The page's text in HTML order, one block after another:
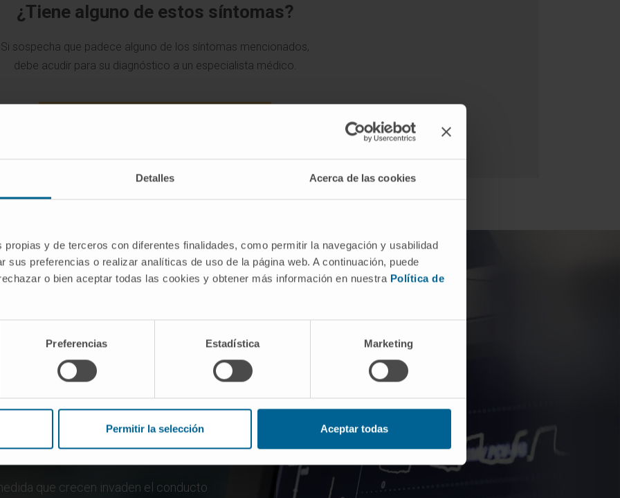
Detalles Acerca de las cookies
propias y de terceros con diferentes finalidades, como permitir la navegación y usabilidad
sus preferencias o realizar analíticas de uso de la página web. A continuación, puede
o bien aceptar todas las cookies y obtener más información en nuestra Política de
Preferencias Estadística Marketing
Permitir la selección Aceptar todas
¿Tiene alguno de estos síntomas?
Si sospecha que padece alguno de los síntomas mencionados,
debe acudir para su diagnóstico a un especialista médico.
el Schwannoma?
y se comienzan a tratar
de la marcha, cefalea y
todos los nervios están en relación con
potenciales de aparición de estos
que crecen invaden el conducto